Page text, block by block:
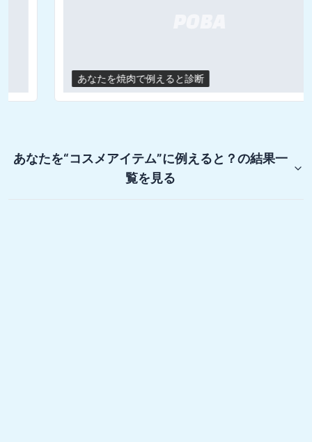
あなたを焼肉で例えると診断
あなたを“コスメアイテム”に例えると？の結果一
覧を見る